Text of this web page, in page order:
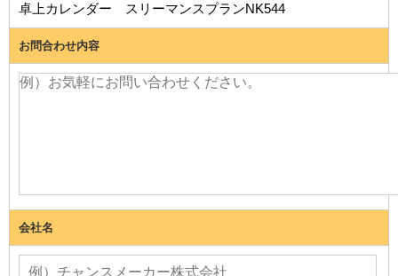
卓上カレンダー スリーマンスプランNK544
お問合わせ内容
会社名